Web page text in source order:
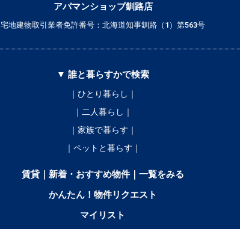
アパマンショップ釧路店
宅地建物取引業者免許番号：北海道知事釧路（1）第563号
▼ 誰と暮らすかで検索
｜ひとり暮らし｜
｜二人暮らし｜
｜家族で暮らす｜
｜ペットと暮らす｜
賃貸｜新着・おすすめ物件｜一覧をみる
かんたん！物件リクエスト
マイリスト